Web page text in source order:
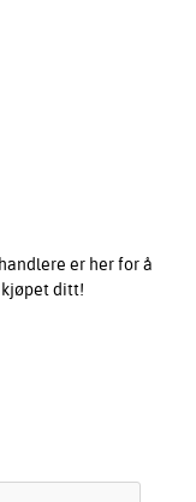
er her for å
ditt!